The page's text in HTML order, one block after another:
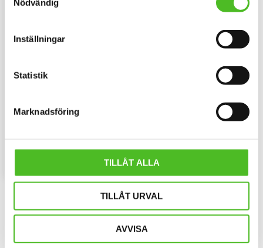
Nödvändig
Inställningar
Statistik
Marknadsföring
TILLÅT ALLA
TILLÅT URVAL
AVVISA
Omdömen
Pannband i kraftig Bomull /
109SEK
Lägg till i favoriter